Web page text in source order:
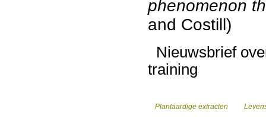
phenomenon
and Costill)
Nieuwsbrief
training
Plantaardige extracten